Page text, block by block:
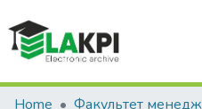
Communities & Collections
Home